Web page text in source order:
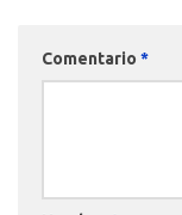
Comentario *